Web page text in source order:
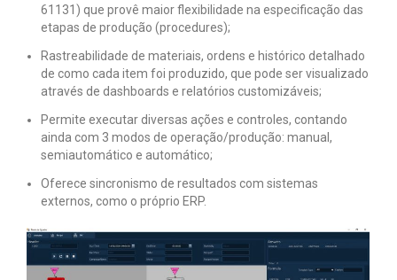
61131) que provê maior flexibilidade na especificação das
etapas de produção (procedures);
Rastreabilidade de materiais, ordens e histórico detalhado
de como cada item foi produzido, que pode ser visualizado
através de dashboards e relatórios customizáveis;
Permite executar diversas ações e controles, contando
ainda com 3 modos de operação/produção: manual,
semiautomático e automático;
Oferece sincronismo de resultados com sistemas
externos, como o próprio ERP.